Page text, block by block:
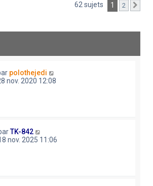
62 sujets 1 2
polothejedi
nov. 2020 12:08
TK-842
nov. 2025 11:06